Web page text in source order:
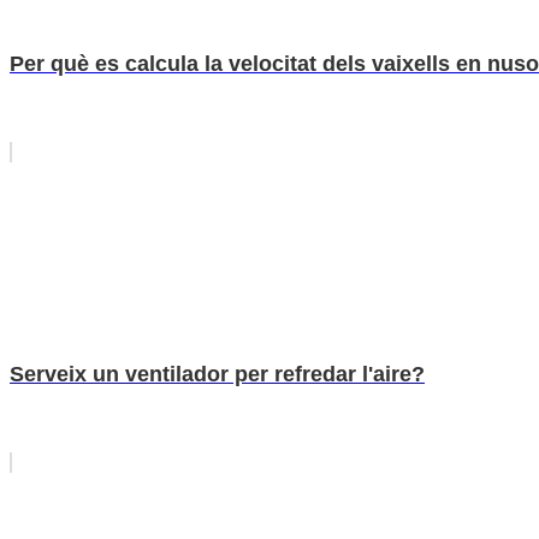
Per què es calcula la velocitat dels vaixells en
Serveix un ventilador per refredar l'aire?